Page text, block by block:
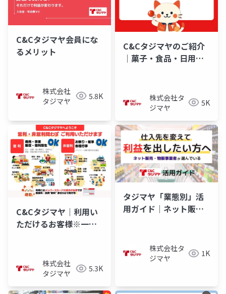
C&Cタジマヤ会員にな
るメリット
株式会社
タジマヤ
5.8K
C&Cタジマヤのご紹介
｜菓子・食品・日用品
株式会社タ
ジマヤ
5K
C&Cタジマヤ｜利用い
ただけるお客様※一般
株式会社
タジマヤ
5.3K
タジマヤ「業態別」活
用ガイド｜ネット販
株式会社タ
ジマヤ
1K